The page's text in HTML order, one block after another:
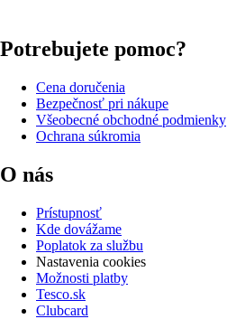
Potrebujete pomoc?
Cena doručenia
Bezpečnosť pri nákupe
Všeobecné obchodné podmienky
Ochrana súkromia
O nás
Prístupnosť
Kde dovážame
Poplatok za službu
Nastavenia cookies
Možnosti platby
Tesco.sk
Clubcard